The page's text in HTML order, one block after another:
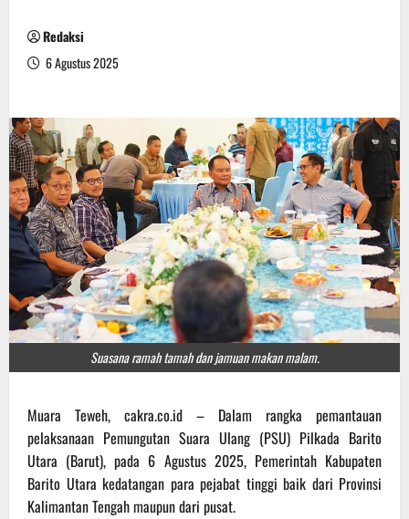
Redaksi
6 Agustus 2025
Suasana ramah tamah dan jamuan makan malam.
Muara Teweh, cakra.co.id – Dalam rangka pemantauan
pelaksanaan Pemungutan Suara Ulang (PSU) Pilkada Barito
Utara (Barut), pada 6 Agustus 2025, Pemerintah Kabupaten
Barito Utara kedatangan para pejabat tinggi baik dari Provinsi
Kalimantan Tengah maupun dari pusat.